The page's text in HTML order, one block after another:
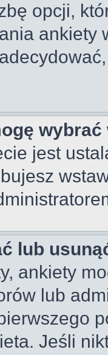
opcji,
ankiety
jest
lub
ankiety
lub
Jeśli